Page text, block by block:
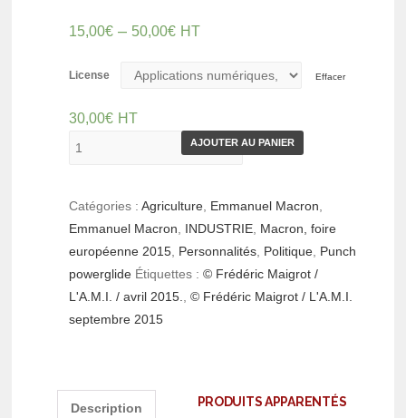
15,00€ – 50,00€ HT
License Effacer
30,00€ HT
AJOUTER AU PANIER
Catégories :Agriculture Emmanuel Macron
Emmanuel Macron
INDUSTRIE Macron, foire
européenne 2015 Personnalités Politique Punch
powerglide Étiquettes :© Frédéric Maigrot /
L'A.M.I. / avril 2015.
,© Frédéric Maigrot / L'A.M.I.
septembre 2015
Description PRODUITS APPARENTÉS